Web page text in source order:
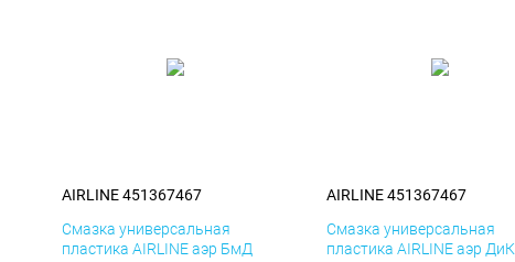
AIRLINE 451367467
Смазка универсальная
пластика AIRLINE аэр БмД
AIRLINE 451367467
Смазка универсальная
пластика AIRLINE аэр ДиК